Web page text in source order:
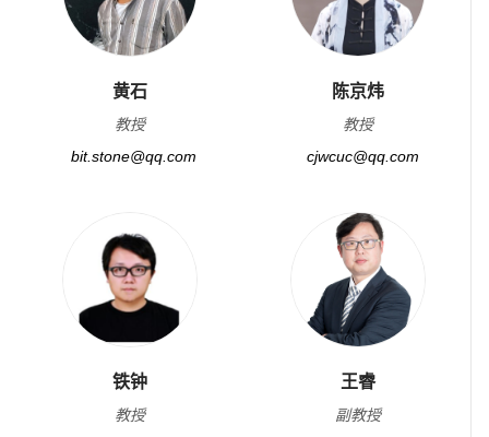
黄石
教授
bit.stone@qq.com
陈京炜
教授
cjwcuc@qq.com
铁钟
教授
王睿
副教授